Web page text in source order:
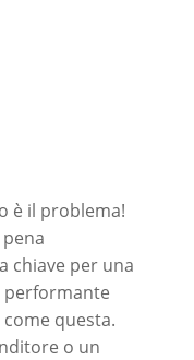
è il problema!
chiave per una
performante
questa.
o un